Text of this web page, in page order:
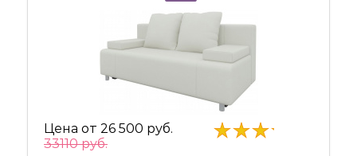
Цена от 26 500 руб.
33110 руб.